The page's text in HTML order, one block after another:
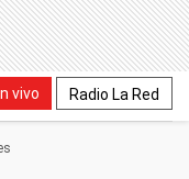
vivo Radio La Red